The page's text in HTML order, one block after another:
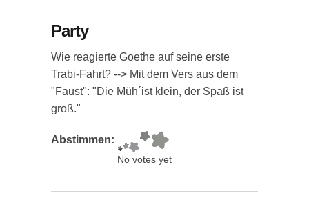
Party
Wie reagierte Goethe auf seine erste
Trabi-Fahrt? --> Mit dem Vers aus dem
"Faust": "Die Müh´ist klein, der Spaß ist
groß."
Abstimmen:
No votes yet